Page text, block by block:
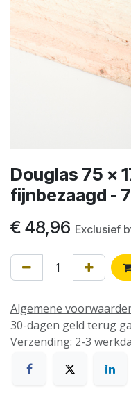
Douglas 75 x
fijnbezaagd -
€ 48,96 Exclusief
Algemene
30-dagen geld terug
Verzending: 2-3